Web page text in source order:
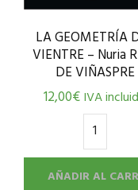
LA GEOMETRÍA
VIENTRE – Nuria
DE VIÑASPRE
12,00€IVA
AÑADIR AL